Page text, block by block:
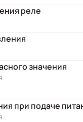
реле
значения
при подаче